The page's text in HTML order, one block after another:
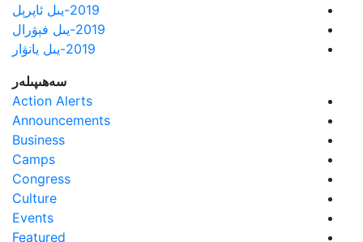
2019-يىل ئاپرېل
2019-يىل فېۋرال
2019-يىل يانۋار
سەھىپىلەر
Action Alerts
Announcements
Business
Camps
Congress
Culture
Events
Featured